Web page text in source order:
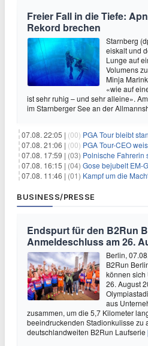
Freier Fall in die Tiefe:
Rekord brechen
Starnberg
eiskalt und
Lunge auf
Volumens
Minja
«wie auf
ist sehr ruhig – und sehr alleine».
im Starnberger See an der
07.08. 22:05 | (00) PGA Tour bleibt standhaft gegen
07.08. 21:06 | (00) PGA Tour-CEO weist Gespräche über eine
07.08. 17:59 | (03) Polnische Fahrerin
07.08. 16:15 | (04) Gose bejubelt EM-Gold
07.08. 11:46 | (01) Kampf um die Macht:
BUSINESS/PRESSE
Endspurt für den B2Run
Anmeldeschluss am 26.
Berlin,
B2Run
können sich
26. August
aus
zusammen, um die 5,7 Kilometer
beeindruckenden Stadionkulisse zu
deutschlandweiten B2Run Laufserie